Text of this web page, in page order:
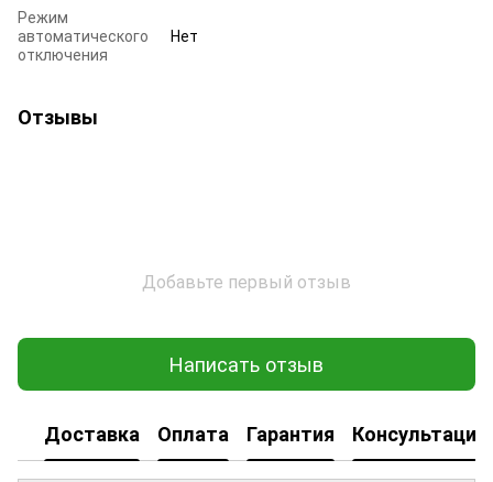
Режим
автоматического
отключения
Нет
Отзывы
Добавьте первый отзыв
Написать отзыв
Доставка Оплата Гарантия Консультация